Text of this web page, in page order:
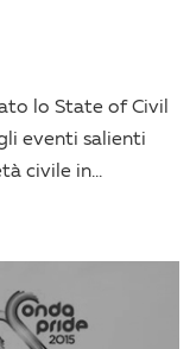
lo State of Civil
eventi salienti
civile in...